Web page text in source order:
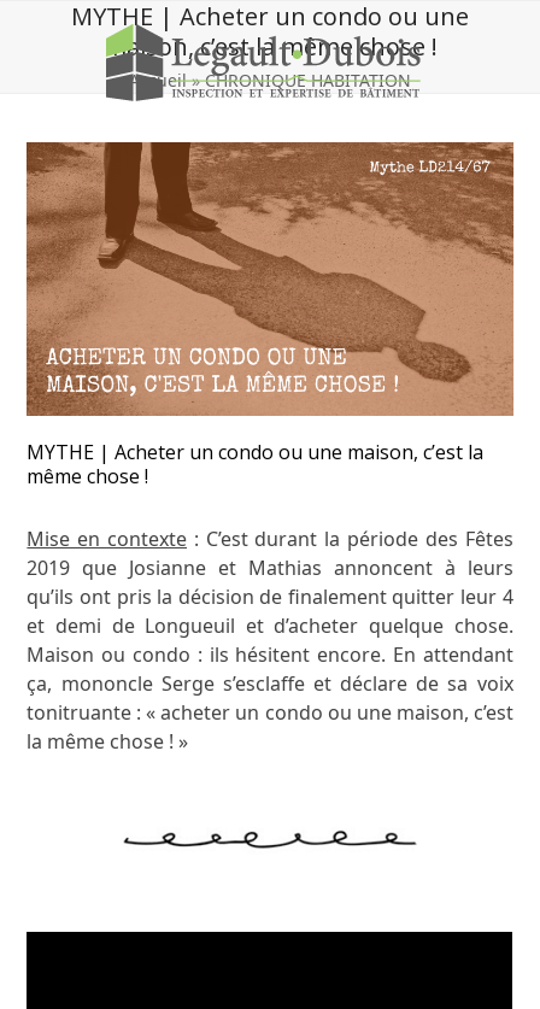
MYTHE | Acheter un condo ou une
maison, c’est la même chose !
Accueil»CHRONIQUE HABITATION
MYTHE | Acheter un condo ou une maison, c’est la
même chose !
Mise en contexte : C’est durant la période des Fêtes
2019 que Josianne et Mathias annoncent à leurs
qu’ils ont pris la décision de finalement quitter leur 4
et demi de Longueuil et d’acheter quelque chose.
Maison ou condo : ils hésitent encore. En attendant
ça, mononcle Serge s’esclaffe et déclare de sa voix
tonitruante : « acheter un condo ou une maison, c’est
la même chose ! »